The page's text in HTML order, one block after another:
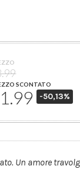
SCONTATO
-50,13%
Un amore